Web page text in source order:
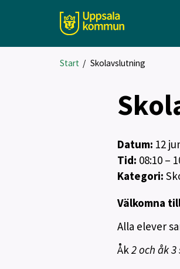
Start / Skolavslutning
Datum: 12
Tid: 08:10 –
Kategori:
Välkomna
Alla elever
Åk2 och åk